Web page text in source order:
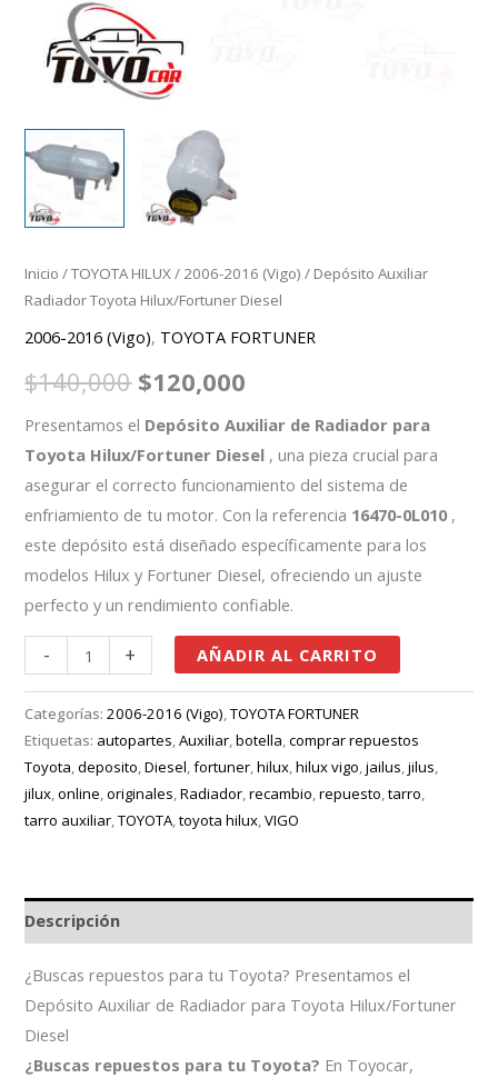
Inicio /TOYOTA HILUX/ 2006-2016 (Vigo) / Depósito Auxiliar
Radiador Toyota Hilux/Fortuner Diesel
2006-2016 (Vigo), TOYOTA FORTUNER
$140,000 $120,000
Presentamos el Depósito Auxiliar de Radiador para
Toyota Hilux/Fortuner Diesel , una pieza crucial para
asegurar el correcto funcionamiento del sistema de
enfriamiento de tu motor. Con la referencia 16470-0L010,
este depósito está diseñado específicamente para los
modelos Hilux y Fortuner Diesel, ofreciendo un ajuste
perfecto y un rendimiento confiable.
- + AÑADIR AL CARRITO
Categorías:2006-2016 (Vigo) ,TOYOTA FORTUNER
Etiquetas: autopartes ,Auxiliar ,botella ,comprar repuestos
Toyota ,deposito ,Diesel ,fortuner ,hilux ,hilux vigo ,jailus ,jilus
jilux ,online ,originales ,Radiador ,recambio ,repuesto ,tarro
tarro auxiliar ,TOYOTA ,toyota hilux ,VIGO
Descripción
¿Buscas repuestos para tu Toyota? Presentamos el
Depósito Auxiliar de Radiador para Toyota Hilux/Fortuner
Diesel
¿Buscas repuestos para tu Toyota? En Toyocar,